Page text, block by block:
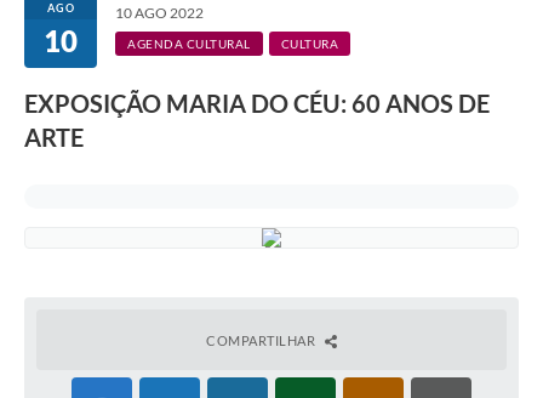
AGO
10
10 AGO 2022
AGENDA CULTURAL CULTURA
EXPOSIÇÃO MARIA DO CÉU: 60 ANOS DE
ARTE
COMPARTILHAR